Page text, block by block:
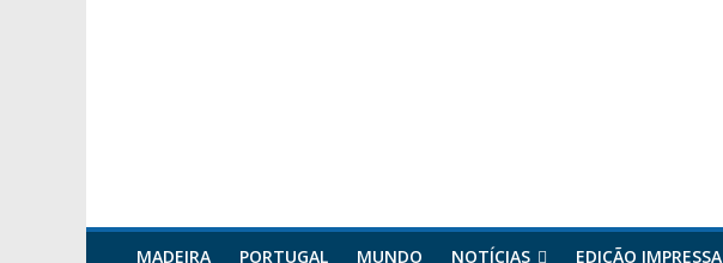
MADEIRA PORTUGAL MUNDO NOTÍCIAS EDIÇÃO IMPRESSA